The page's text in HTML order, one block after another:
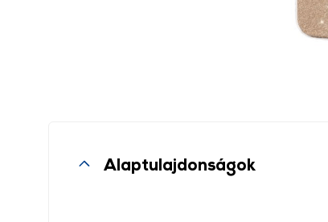
Alaptulajdonságok